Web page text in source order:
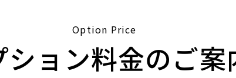
Option Price
ション料金のご案